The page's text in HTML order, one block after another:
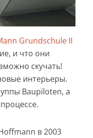
Grundschule II
и что они
скучать!
интерьеры.
Baupiloten, а
в 2003